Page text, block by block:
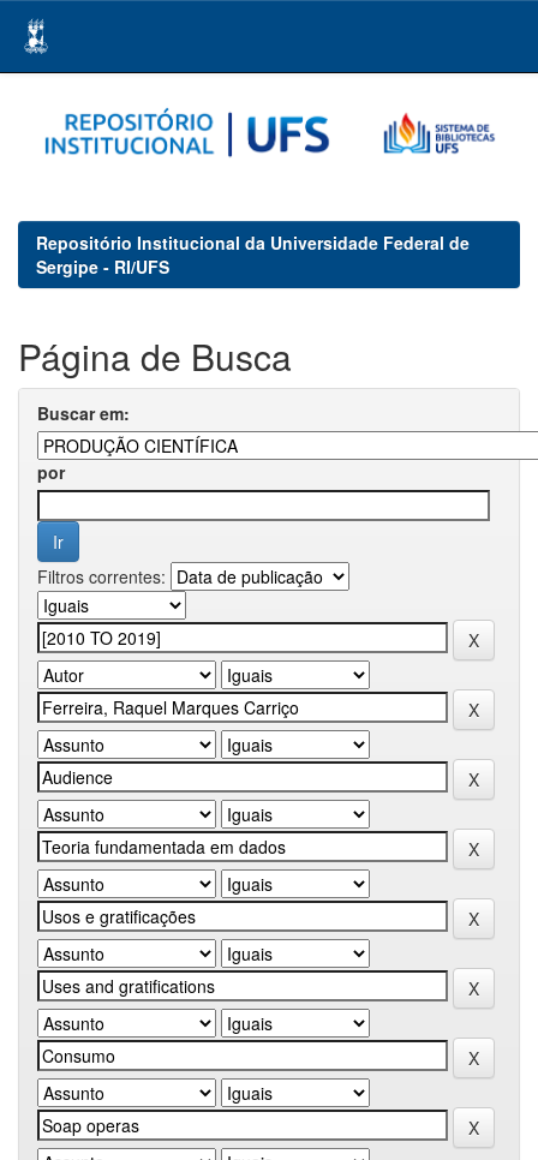
navigation
Repositório Institucional da Universidade Federal de
Sergipe - RI/UFS
Página de Busca
Buscar em:
por
Filtros correntes: